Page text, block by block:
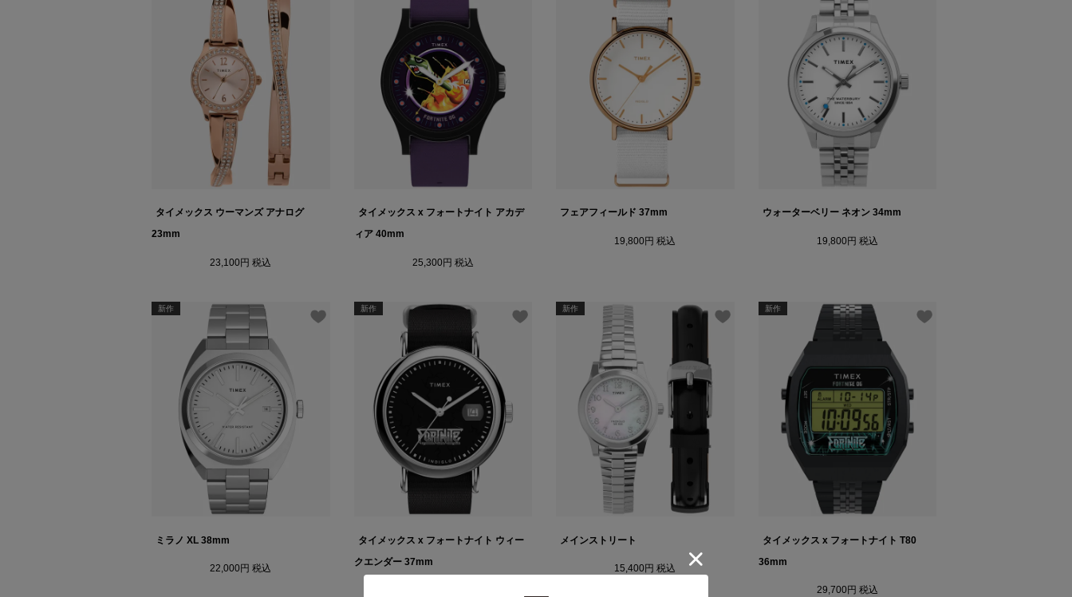
タイメックス ウーマンズ アナログ
23mm
23,100 税込
タイメックス x フォートナイト アカデ
ィア 40mm
25,300 税込
フェアフィールド 37mm
19,800 税込
ウォーターベリー ネオン 34mm
19,800 税込
新作
ミラノ XL 38mm
22,000 税込
新作
タイメックス x フォートナイト ウィー
クエンダー 37mm
新作
メインストリート
15,400 税込
新作
タイメックス x フォートナイト T80
36mm
29,700 税込